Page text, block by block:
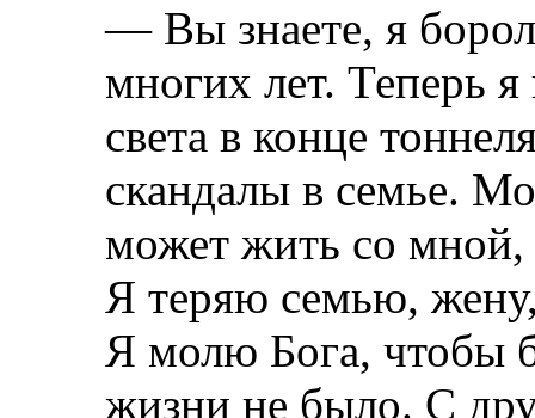
— Вы знаете, я
многих лет. Теперь
света в конце
скандалы в семье.
может жить со
Я теряю семью,
Я молю Бога, чтобы
жизни не было. С